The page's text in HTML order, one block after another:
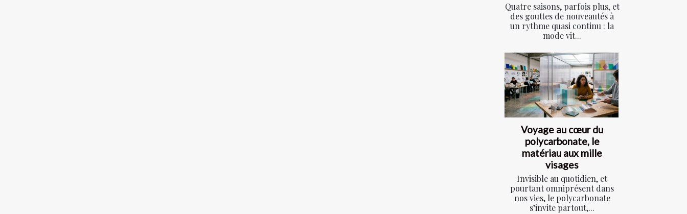
Quatre saisons, parfois plus, et
des gouttes de nouveautés à
un rythme quasi continu : la
mode vit...
Voyage au cœur du
polycarbonate, le
matériau aux mille
visages
Invisible au quotidien, et
pourtant omniprésent dans
nos vies, le polycarbonate
s’invite partout,...